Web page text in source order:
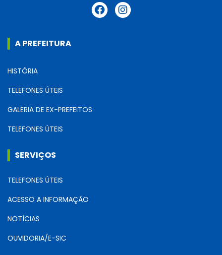
A PREFEITURA
HISTÓRIA
TELEFONES ÚTEIS
GALERIA DE EX-PREFEITOS
TELEFONES ÚTEIS
SERVIÇOS
TELEFONES ÚTEIS
ACESSO A INFORMAÇÃO
NOTÍCIAS
OUVIDORIA/E-SIC